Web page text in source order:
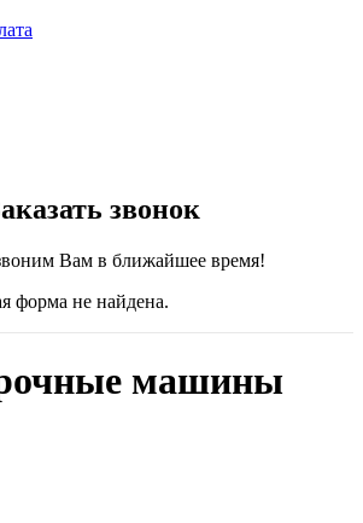
звонок
Вам в ближайшее время!
форма не найдена.
машины